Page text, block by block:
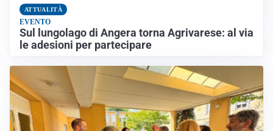
ATTUALITÀ
EVENTO
Sul lungolago di Angera torna Agrivarese: al via
le adesioni per partecipare